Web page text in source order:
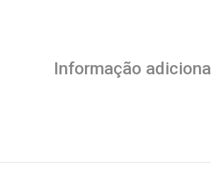
Informação adicional